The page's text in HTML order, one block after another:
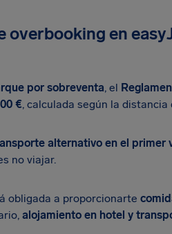
overbooking en
por sobreventa, el
€, calculada según la distancia
alternativo en el primer
no viajar.
obligada a proporcionarte
alojamiento en hotel y